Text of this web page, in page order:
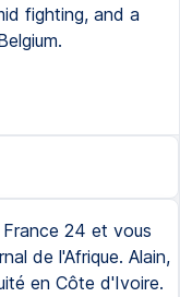
fighting, and a
24 et vous
de l'Afrique. Alain,
en Côte d'Ivoire.